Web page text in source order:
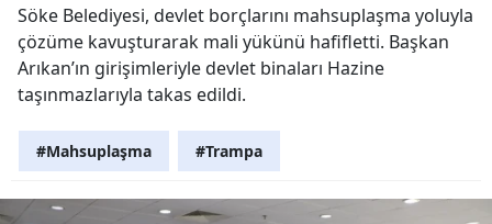
Söke Belediyesi, devlet borçlarını mahsuplaşma yoluyla
çözüme kavuşturarak mali yükünü hafifletti. Başkan
Arıkan’ın girişimleriyle devlet binaları Hazine
taşınmazlarıyla takas edildi.
#Mahsuplaşma #Trampa